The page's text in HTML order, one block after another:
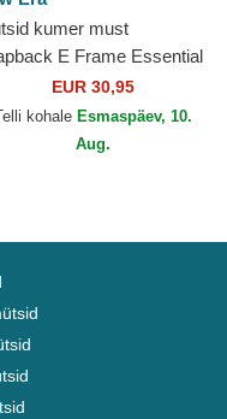
kumer must
E Frame Essential
Vegas Raiders NFL New
EUR 30,95
kohale Esmaspäev, 10.
Aug.